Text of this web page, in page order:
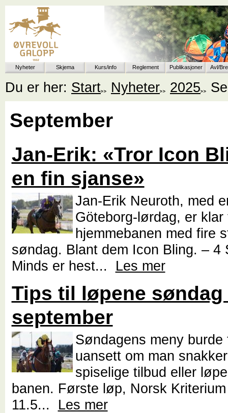
Nyheter Skjema Kurs/info Reglement Publikasjoner Avl/
Du er her: Start Nyheter 2025
September
Jan-Erik: «Tror Icon
en fin sjanse»
Jan-Erik Neuroth, med
Göteborg-lørdag, er klar
hjemmebanen med fire
søndag. Blant dem Icon Bling. – 4
Minds er hest... Les mer
Tips til løpene søndag
september
Søndagens meny burde
uansett om man
spiselige tilbud eller
banen. Første løp, Norsk
11.5... Les mer